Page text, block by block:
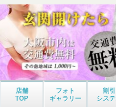
店舗
TOP
フォト
ギャラリー
割引
シス